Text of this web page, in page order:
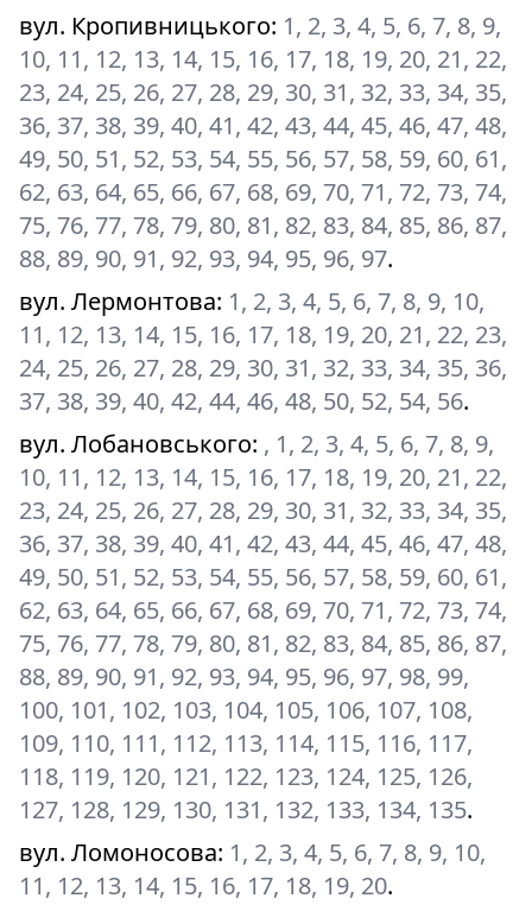
вул. Кропивницького: 1, 2, 3, 4, 5, 6, 7, 8, 9,
10, 11, 12, 13, 14, 15, 16, 17, 18, 19, 20, 21, 22,
23, 24, 25, 26, 27, 28, 29, 30, 31, 32, 33, 34, 35,
36, 37, 38, 39, 40, 41, 42, 43, 44, 45, 46, 47, 48,
49, 50, 51, 52, 53, 54, 55, 56, 57, 58, 59, 60, 61,
62, 63, 64, 65, 66, 67, 68, 69, 70, 71, 72, 73, 74,
75, 76, 77, 78, 79, 80, 81, 82, 83, 84, 85, 86, 87,
88, 89, 90, 91, 92, 93, 94, 95, 96, 97.
вул. Лермонтова: 1, 2, 3, 4, 5, 6, 7, 8, 9, 10,
11, 12, 13, 14, 15, 16, 17, 18, 19, 20, 21, 22, 23,
24, 25, 26, 27, 28, 29, 30, 31, 32, 33, 34, 35, 36,
37, 38, 39, 40, 42, 44, 46, 48, 50, 52, 54, 56.
вул. Лобановського: , 1, 2, 3, 4, 5, 6, 7, 8, 9,
10, 11, 12, 13, 14, 15, 16, 17, 18, 19, 20, 21, 22,
23, 24, 25, 26, 27, 28, 29, 30, 31, 32, 33, 34, 35,
36, 37, 38, 39, 40, 41, 42, 43, 44, 45, 46, 47, 48,
49, 50, 51, 52, 53, 54, 55, 56, 57, 58, 59, 60, 61,
62, 63, 64, 65, 66, 67, 68, 69, 70, 71, 72, 73, 74,
75, 76, 77, 78, 79, 80, 81, 82, 83, 84, 85, 86, 87,
88, 89, 90, 91, 92, 93, 94, 95, 96, 97, 98, 99,
100, 101, 102, 103, 104, 105, 106, 107, 108,
109, 110, 111, 112, 113, 114, 115, 116, 117,
118, 119, 120, 121, 122, 123, 124, 125, 126,
127, 128, 129, 130, 131, 132, 133, 134, 135.
вул. Ломоносова: 1, 2, 3, 4, 5, 6, 7, 8, 9, 10,
11, 12, 13, 14, 15, 16, 17, 18, 19, 20.